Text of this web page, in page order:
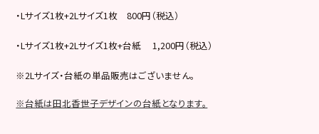
・Lサイズ1枚+2Lサイズ1枚 800円（税込）
・Lサイズ1枚+2Lサイズ1枚+台紙 1,200円（税込）
※2Lサイズ・台紙の単品販売はございません。
※台紙は田北香世子デザインの台紙となります。